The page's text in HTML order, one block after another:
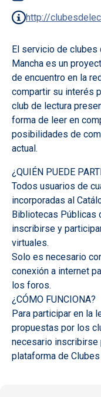
http://
El servicio de clubes
Mancha es un
de encuentro en la
compartir su interés
club de lectura
forma de leer en
posibilidades de
actual.
¿QUIÉN PUEDE
Todos usuarios de
incorporadas al
Bibliotecas Públicas
inscribirse y
virtuales.
Solo es necesario
conexión a internet
los foros.
¿CÓMO FUNCIONA?
Para participar en la
propuestas por los
necesario inscribirse
plataforma de